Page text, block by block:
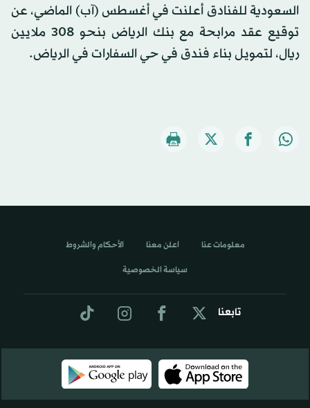
السعودية للفنادق أعلنت في أغسطس (آب) الماضي، عن
توقيع عقد مرابحة مع بنك الرياض بنحو 308 ملايين
ريال، لتمويل بناء فندق في حي السفارات في الرياض.
تابعنا
معلومات عنا اعلن معنا الأحكام والشروط
سياسة الخصوصية